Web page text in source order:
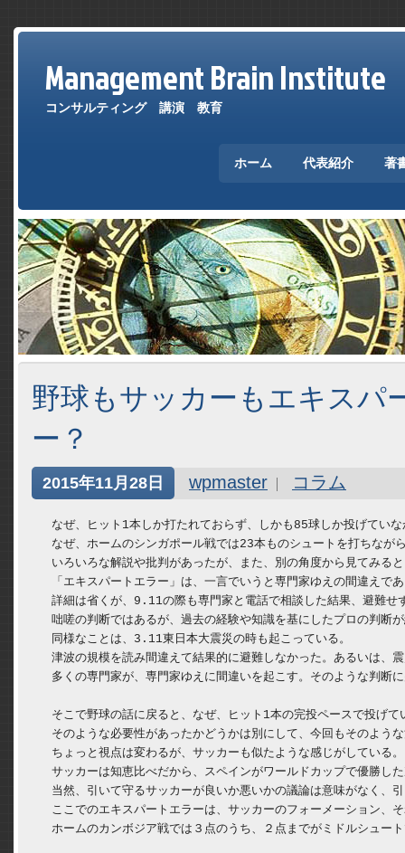
Management Brain Institute
コンサルティング 講演 教育
ホーム 代表紹介 著
野球もサッカーもエキスパ
ー？
2015年11月28日 wpmaster コラム
なぜ、ヒット1本しか打たれておらず、しかも85球しか投げてい
なぜ、ホームのシンガポール戦では23本ものシュートを打ちなが
いろいろな解説や批判があったが、また、別の角度から見てみる
「エキスパートエラー」は、一言でいうと専門家ゆえの間違えで
詳細は省くが、9.11の際も専門家と電話で相談した結果、避難せ
咄嗟の判断ではあるが、過去の経験や知識を基にしたプロの判断
同様なことは、3.11東日本大震災の時も起こっている。
津波の規模を読み間違えて結果的に避難しなかった。あるいは、
多くの専門家が、専門家ゆえに間違いを起こす。そのような判断
そこで野球の話に戻ると、なぜ、ヒット1本の完投ペースで投げ
そのような必要性があったかどうかは別にして、今回もそのよう
ちょっと視点は変わるが、サッカーも似たような感じがしている。
サッカーは知恵比べだから、スペインがワールドカップで優勝し
当然、引いて守るサッカーが良いか悪いかの議論は意味がなく、
ここでのエキスパートエラーは、サッカーのフォーメーション、
ホームのカンボジア戦では３点のうち、２点までがミドルシュー